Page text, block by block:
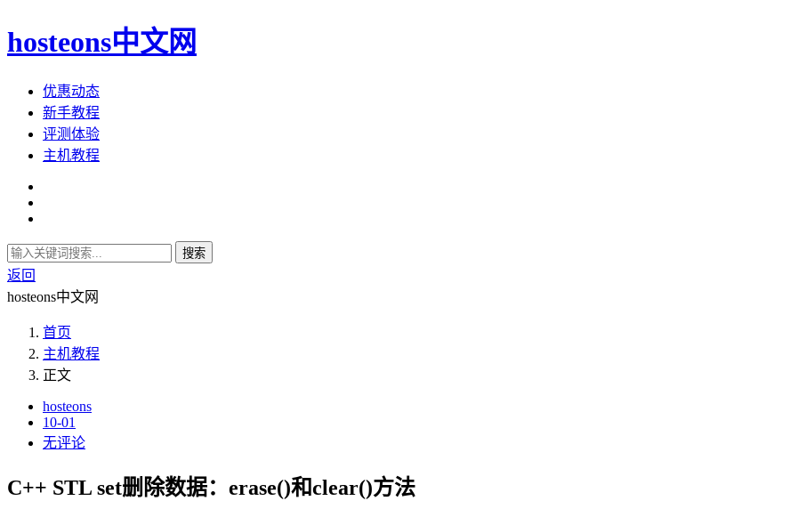
hosteons中文网
优惠动态
新手教程
评测体验
主机教程
搜索
返回
hosteons中文网
首页
主机教程
正文
hosteons
10-01
无评论
C++ STL set删除数据：erase()和clear()方法